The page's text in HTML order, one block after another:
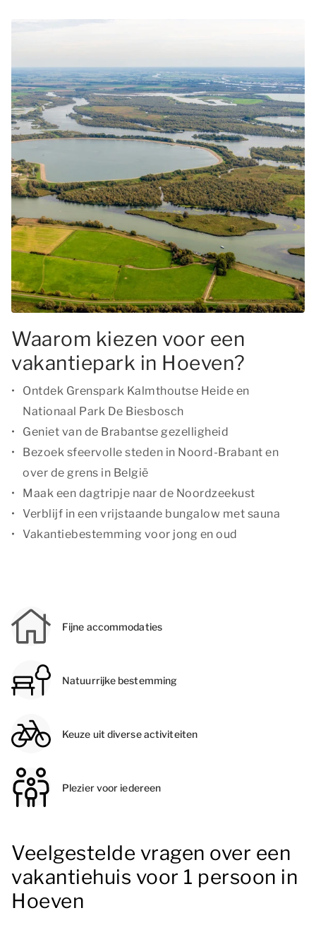
Waarom kiezen voor een
vakantiepark in Hoeven?
Ontdek Grenspark Kalmthoutse Heide en
Nationaal Park De Biesbosch
Geniet van de Brabantse gezelligheid
Bezoek sfeervolle steden in Noord-Brabant en
over de grens in België
Maak een dagtripje naar de Noordzeekust
Verblijf in een vrijstaande bungalow met sauna
Vakantiebestemming voor jong en oud
Fijne accommodaties
Natuurrijke bestemming
Keuze uit diverse activiteiten
Plezier voor iedereen
Veelgestelde vragen over een
vakantiehuis voor 1 persoon in
Hoeven